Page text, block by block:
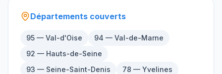
Départements couverts
95 — Val-d'Oise
94 — Val-de-Marne
92 — Hauts-de-Seine
93 — Seine-Saint-Denis
78 — Yvelines